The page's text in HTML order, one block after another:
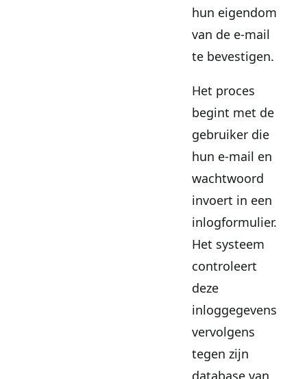
hun eigendom
van de e-mail
te bevestigen.
Het proces
begint met de
gebruiker die
hun e-mail en
wachtwoord
invoert in een
inlogformulier.
Het systeem
controleert
deze
inloggegevens
vervolgens
tegen zijn